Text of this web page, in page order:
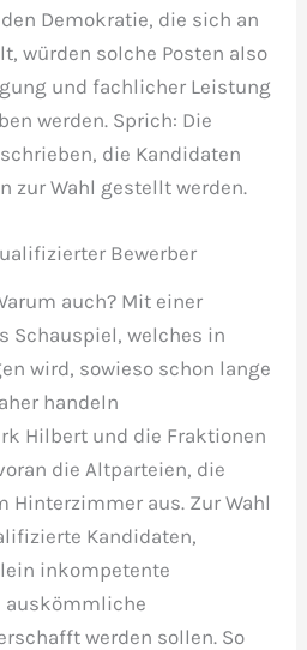
Demokratie, die sich an
würden solche Posten also
und fachlicher Leistung
werden. Sprich: Die
die Kandidaten
zur Wahl gestellt werden.
Bewerber
auch? Mit einer
Schauspiel, welches in
wird, sowieso schon lange
handeln
Hilbert und die Fraktionen
die Altparteien, die
Hinterzimmer aus. Zur Wahl
Kandidaten,
inkompetente
auskömmliche
werden sollen. So